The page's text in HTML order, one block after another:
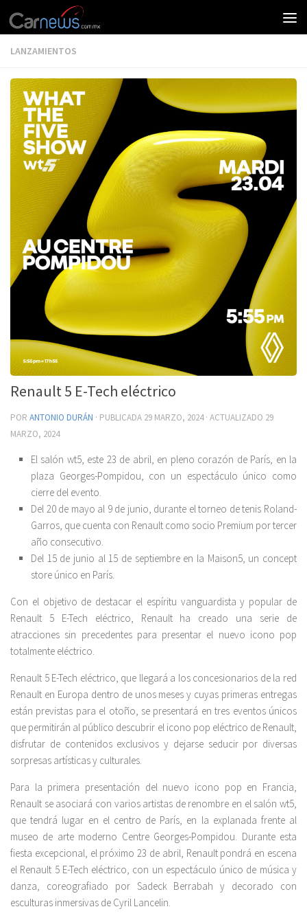
LANZAMIENTOS
Renault 5 E-Tech eléctrico
POR ANTONIO DURÁN · PUBLICADA 29 MARZO, 2024· ACTUALIZADO 29
MARZO, 2024
El salón wt5, este 23 de abril, en pleno corazón de París, en la
plaza Georges-Pompidou, con un espectáculo único como
cierre del evento.
Del 20 de mayo al 9 de junio, durante el torneo de tenis Roland-
Garros, que cuenta con Renault como socio Premium por tercer
año consecutivo.
Del 15 de junio al 15 de septiembre en la Maison5, un concept
store único en París.
Con el objetivo de destacar el espíritu vanguardista y popular de
Renault 5 E-Tech eléctrico, Renault ha creado una serie de
atracciones sin precedentes para presentar el nuevo icono pop
totalmente eléctrico.
Renault 5 E-Tech eléctrico, que llegará a los concesionarios de la red
Renault en Europa dentro de unos meses y cuyas primeras entregas
están previstas para el otoño, se presentará en tres eventos únicos
que permitirán al público descubrir el icono pop eléctrico de Renault,
disfrutar de contenidos exclusivos y dejarse seducir por diversas
sorpresas artísticas y culturales.
Para la primera presentación del nuevo icono pop en Francia,
Renault se asociará con varios artistas de renombre en el salón wt5,
que tendrá lugar en el centro de París, en la explanada frente al
museo de arte moderno Centre Georges-Pompidou. Durante esta
fiesta excepcional, el próximo 23 de abril, Renault pondrá en escena
el Renault 5 E-Tech eléctrico, con un espectáculo único de música y
danza, coreografiado por Sadeck Berrabah y decorado con
esculturas inmersivas de Cyril Lancelin.